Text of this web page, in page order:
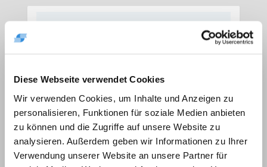
Diese Webseite verwendet Cookies
Wir verwenden Cookies, um Inhalte und Anzeigen zu
personalisieren, Funktionen für soziale Medien anbieten
zu können und die Zugriffe auf unsere Website zu
analysieren. Außerdem geben wir Informationen zu Ihrer
Verwendung unserer Website an unsere Partner für